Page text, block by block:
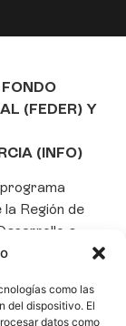
como las
del dispositivo. El
datos como
(FEDER) Y
(INFO)
Región de
e
Artificial
de clientes